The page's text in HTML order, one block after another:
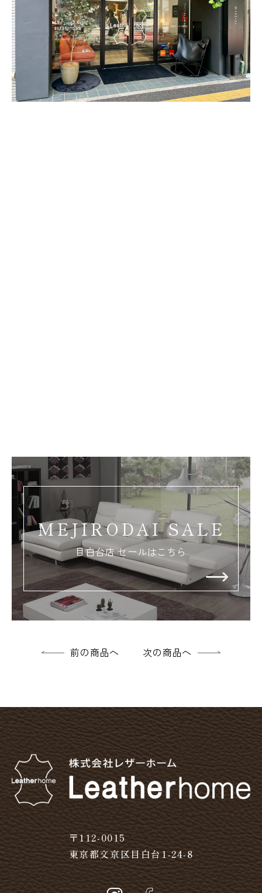
MEJIRODAI SALE
目白台店 セールはこちら
前の商品へ 次の商品へ
〒112-0015
東京都文京区目白台1-24-8